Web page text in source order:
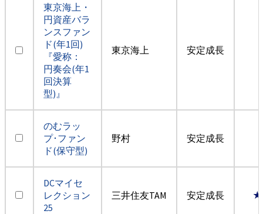
東京海上・
円資産バラ
ンスファン
ド(年1回)
『愛称：
円奏会(年1
回決算
型)』
東京海上 安定成長
のむラッ
プ･ファン
ド(保守型)
野村 安定成長
DCマイセ
レクション
25
三井住友TAM 安定成長